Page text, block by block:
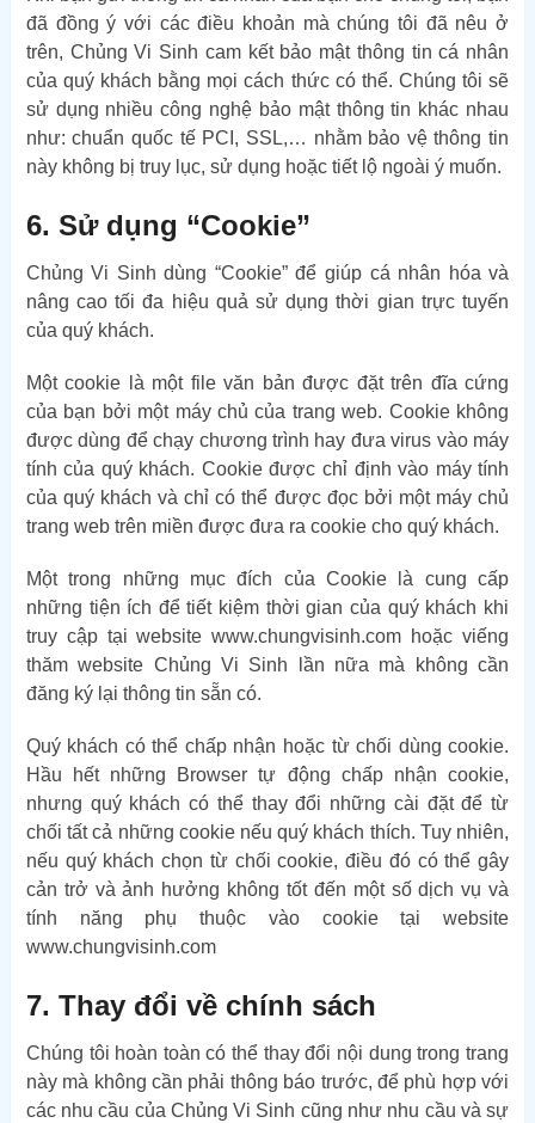
đã đồng ý với các điều khoản mà chúng tôi đã nêu ở
trên, Chủng Vi Sinh cam kết bảo mật thông tin cá nhân
của quý khách bằng mọi cách thức có thể. Chúng tôi sẽ
sử dụng nhiều công nghệ bảo mật thông tin khác nhau
như: chuẩn quốc tế PCI, SSL,… nhằm bảo vệ thông tin
này không bị truy lục, sử dụng hoặc tiết lộ ngoài ý muốn.
6. Sử dụng “Cookie”
Chủng Vi Sinh dùng “Cookie” để giúp cá nhân hóa và
nâng cao tối đa hiệu quả sử dụng thời gian trực tuyến
của quý khách.
Một cookie là một file văn bản được đặt trên đĩa cứng
của bạn bởi một máy chủ của trang web. Cookie không
được dùng để chạy chương trình hay đưa virus vào máy
tính của quý khách. Cookie được chỉ định vào máy tính
của quý khách và chỉ có thể được đọc bởi một máy chủ
trang web trên miền được đưa ra cookie cho quý khách.
Một trong những mục đích của Cookie là cung cấp
những tiện ích để tiết kiệm thời gian của quý khách khi
truy cập tại website www.chungvisinh.com hoặc viếng
thăm website Chủng Vi Sinh lần nữa mà không cần
đăng ký lại thông tin sẵn có.
Quý khách có thể chấp nhận hoặc từ chối dùng cookie.
Hầu hết những Browser tự động chấp nhận cookie,
nhưng quý khách có thể thay đổi những cài đặt để từ
chối tất cả những cookie nếu quý khách thích. Tuy nhiên,
nếu quý khách chọn từ chối cookie, điều đó có thể gây
cản trở và ảnh hưởng không tốt đến một số dịch vụ và
tính năng phụ thuộc vào cookie tại website
www.chungvisinh.com
7. Thay đổi về chính sách
Chúng tôi hoàn toàn có thể thay đổi nội dung trong trang
này mà không cần phải thông báo trước, để phù hợp với
các nhu cầu của Chủng Vi Sinh cũng như nhu cầu và sự